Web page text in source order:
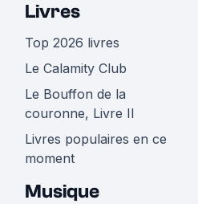
Livres
Top 2026 livres
Le Calamity Club
Le Bouffon de la
couronne, Livre II
Livres populaires en ce
moment
Musique